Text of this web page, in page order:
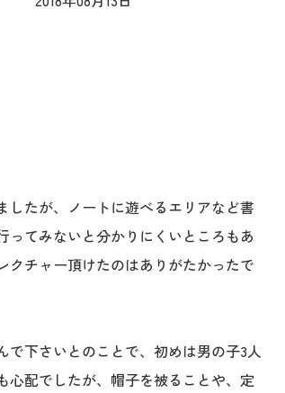
たが、ノートに遊べるエリアなど書
てみないと分かりにくいところもあ
クチャー頂けたのはありがたかったで
下さいとのことで、初めは男の子3人
心配でしたが、帽子を被ることや、定